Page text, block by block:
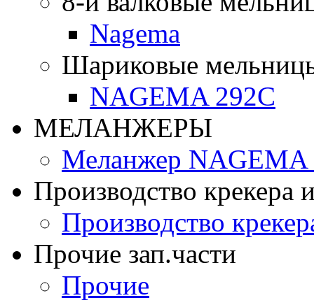
Nagema
Шариковые
NAGEMA 292C
МЕЛАНЖЕРЫ
Меланжер NAGEMA
Производство крекера
Производство
Прочие зап.части
Прочие